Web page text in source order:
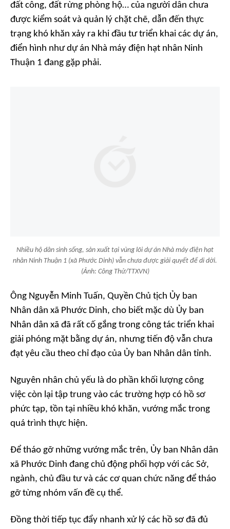
đất công, đất rừng phòng hộ… của người dân chưa
được kiểm soát và quản lý chặt chẽ, dẫn đến thực
trạng khó khăn xảy ra khi đầu tư triển khai các dự án,
điển hình như dự án Nhà máy điện hạt nhân Ninh
Thuận 1 đang gặp phải.
Nhiều hộ dân sinh sống, sản xuất tại vùng lõi dự án Nhà máy điện hạt
nhân Ninh Thuận 1 (xã Phước Dinh) vẫn chưa được giải quyết để di dời.
(Ảnh: Công Thử/TTXVN)
Ông Nguyễn Minh Tuấn, Quyền Chủ tịch Ủy ban
Nhân dân xã Phước Dinh, cho biết mặc dù Ủy ban
Nhân dân xã đã rất cố gắng trong công tác triển khai
giải phóng mặt bằng dự án, nhưng tiến độ vẫn chưa
đạt yêu cầu theo chỉ đạo của Ủy ban Nhân dân tỉnh.
Nguyên nhân chủ yếu là do phần khối lượng công
việc còn lại tập trung vào các trường hợp có hồ sơ
phức tạp, tồn tại nhiều khó khăn, vướng mắc trong
quá trình thực hiện.
Để tháo gỡ những vướng mắc trên, Ủy ban Nhân dân
xã Phước Dinh đang chủ động phối hợp với các Sở,
ngành, chủ đầu tư và các cơ quan chức năng để tháo
gỡ từng nhóm vấn đề cụ thể.
Đồng thời tiếp tục đẩy nhanh xử lý các hồ sơ đã đủ